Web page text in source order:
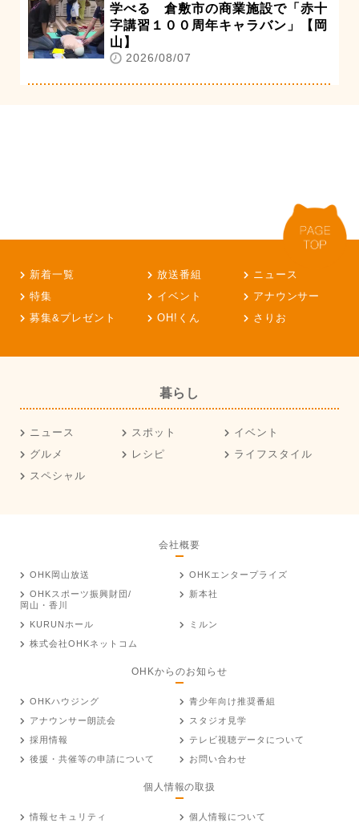
学べる 倉敷市の商業施設で「赤十
字講習１００周年キャラバン」【岡
山】
2026/08/07
新着一覧 放送番組
ニュース
特集
イベント
アナウンサー
募集&プレゼント
OH!くん さりお
暮らし
ニュース スポット
イベント
グルメ
レシピ
ライフスタイル
スペシャル
会社概要
OHK岡山放送
OHKエンタープライズ
OHKスポーツ振興財団/
岡山・香川
新本社
KURUNホール
ミルン
株式会社OHKネットコム
OHKからのお知らせ
OHKハウジング
青少年向け推奨番組
アナウンサー朗読会
スタジオ見学
採用情報
テレビ視聴データについて
後援・共催等の申請について
お問い合わせ
個人情報の取扱
情報セキュリティ
個人情報について